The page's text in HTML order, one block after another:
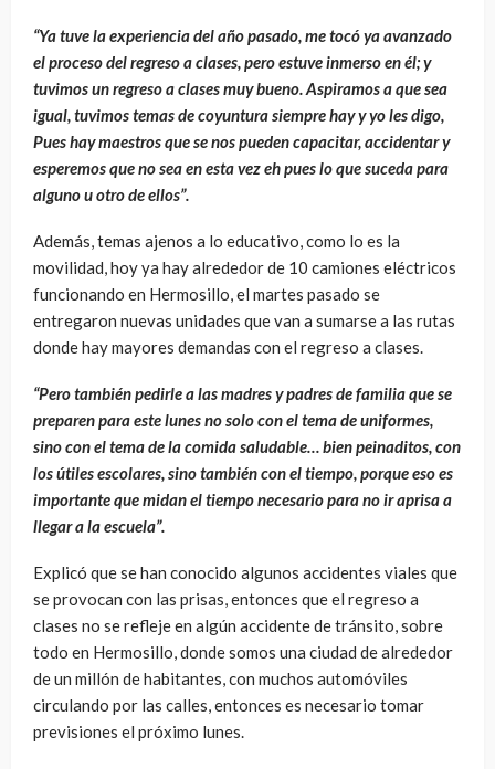
“Ya tuve la experiencia del año pasado, me tocó ya avanzado
el proceso del regreso a clases, pero estuve inmerso en él; y
tuvimos un regreso a clases muy bueno. Aspiramos a que sea
igual, tuvimos temas de coyuntura siempre hay y yo les digo,
Pues hay maestros que se nos pueden capacitar, accidentar y
esperemos que no sea en esta vez eh pues lo que suceda para
alguno u otro de ellos”.
Además, temas ajenos a lo educativo, como lo es la
movilidad, hoy ya hay alrededor de 10 camiones eléctricos
funcionando en Hermosillo, el martes pasado se
entregaron nuevas unidades que van a sumarse a las rutas
donde hay mayores demandas con el regreso a clases.
“Pero también pedirle a las madres y padres de familia que se
preparen para este lunes no solo con el tema de uniformes,
sino con el tema de la comida saludable… bien peinaditos, con
los útiles escolares, sino también con el tiempo, porque eso es
importante que midan el tiempo necesario para no ir aprisa a
llegar a la escuela”.
Explicó que se han conocido algunos accidentes viales que
se provocan con las prisas, entonces que el regreso a
clases no se refleje en algún accidente de tránsito, sobre
todo en Hermosillo, donde somos una ciudad de alrededor
de un millón de habitantes, con muchos automóviles
circulando por las calles, entonces es necesario tomar
previsiones el próximo lunes.